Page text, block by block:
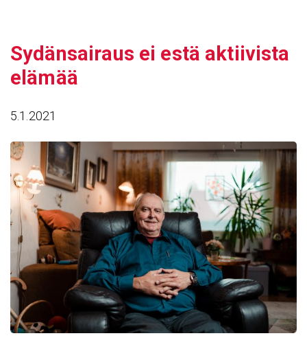
Sydän­sai­raus ei estä aktii­vista
elämää
5.1.2021